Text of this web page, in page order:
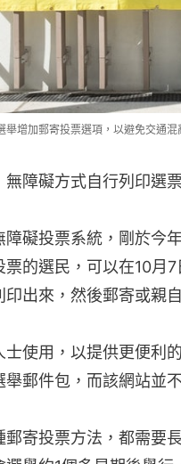
障礙投票系統，剛於今
的選民，可以在10月7
印出來，然後郵寄或親
使用，以提供更便利
舉約1個多星期後舉行